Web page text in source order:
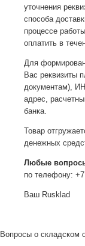
уточнения
способа
процессе
оплатить в
Для
Вас реквизиты
документам),
адрес,
банка.
Товар
денежных
Любые
по телефону: +7
Ваш Rusklad
Вопросы о складском